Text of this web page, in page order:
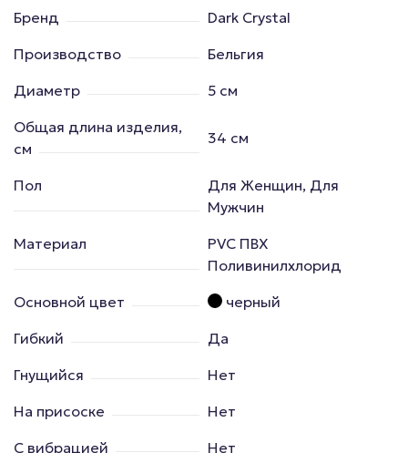
Бренд
Dark Crystal
Производство
Бельгия
Диаметр
5 см
Общая длина изделия,
см
34 см
Пол
Для Женщин, Для
Мужчин
Материал
PVC ПВХ
Поливинилхлорид
Основной цвет
черный
Гибкий
Да
Гнущийся
Нет
На присоске
Нет
С вибрацией
Нет